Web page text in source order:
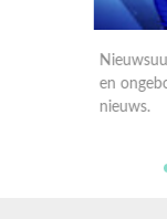
en
nieuws.